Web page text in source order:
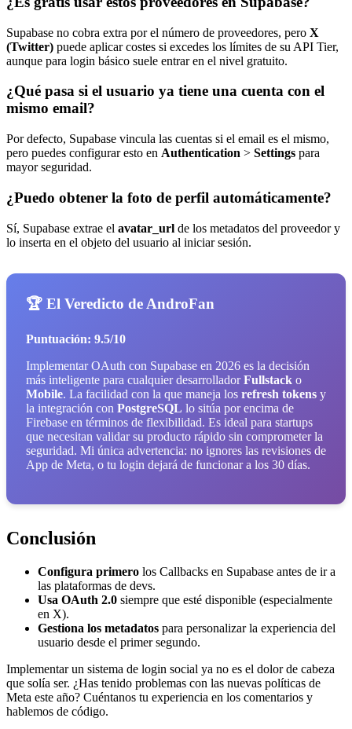
Supabase no cobra extra por el número de proveedores, pero X
(Twitter) puede aplicar costes si excedes los límites de su API Tier,
aunque para login básico suele entrar en el nivel gratuito.
¿Qué pasa si el usuario ya tiene una cuenta con el
mismo email?
Por defecto, Supabase vincula las cuentas si el email es el mismo,
pero puedes configurar esto en Authentication > Settings para
mayor seguridad.
¿Puedo obtener la foto de perfil automáticamente?
Sí, Supabase extrae el avatar_url de los metadatos del proveedor y
lo inserta en el objeto del usuario al iniciar sesión.
🏆 El Veredicto de AndroFan
Puntuación: 9.5/10
Implementar OAuth con Supabase en 2026 es la decisión
más inteligente para cualquier desarrolladorFullstack o
Mobile. La facilidad con la que maneja los refresh tokens y
la integración con PostgreSQL lo sitúa por encima de
Firebase en términos de flexibilidad. Es ideal para startups
que necesitan validar su producto rápido sin comprometer la
seguridad. Mi única advertencia: no ignores las revisiones de
App de Meta, o tu login dejará de funcionar a los 30 días.
Conclusión
Configura primero los Callbacks en Supabase antes de ir a
las plataformas de devs.
Usa OAuth 2.0 siempre que esté disponible (especialmente
en X).
Gestiona los metadatos para personalizar la experiencia del
usuario desde el primer segundo.
Implementar un sistema de login social ya no es el dolor de cabeza
que solía ser. ¿Has tenido problemas con las nuevas políticas de
Meta este año? Cuéntanos tu experiencia en los comentarios y
hablemos de código.